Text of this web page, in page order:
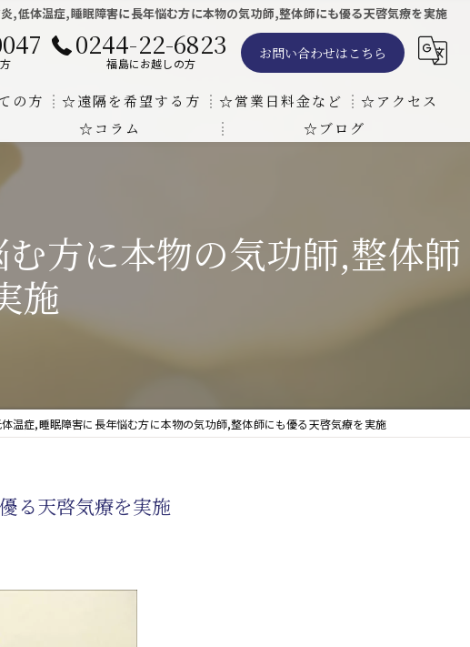
,低体温症,睡眠障害に長年悩む方に本物の気功師,整体師にも優る天啓気療を実施
0244-22-6823
福島にお越しの方
お問い合わせはこちら
の方 ☆遠隔を希望する方 ☆営業日料金など ☆アクセス
☆コラム ☆ブログ
方に本物の気功師,整体師
施
温症,睡眠障害に長年悩む方に本物の気功師,整体師にも優る天啓気療を実施
る天啓気療を実施